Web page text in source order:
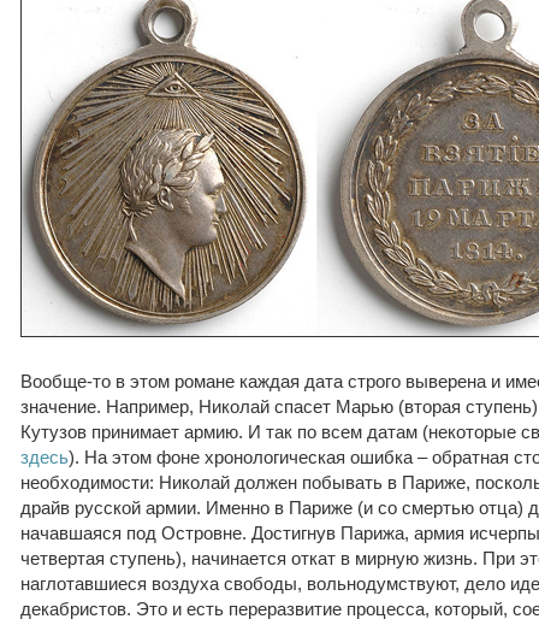
Вообще-то в этом романе каждая дата строго выверена и
значение. Например, Николай спасет Марью (вторая ступень)
Кутузов принимает армию. И так по всем датам (некоторые
здесь). На этом фоне хронологическая ошибка – обратная
необходимости: Николай должен побывать в Париже,
драйв русской армии. Именно в Париже (и со смертью отца)
начавшаяся под Островне. Достигнув Парижа, армия
четвертая ступень), начинается откат в мирную жизнь. При
наглотавшиеся воздуха свободы, вольнодумствуют, дело
декабристов. Это и есть переразвитие процесса, который,